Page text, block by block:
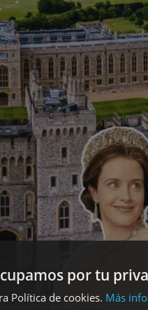
por tu
Política de cookies. Más